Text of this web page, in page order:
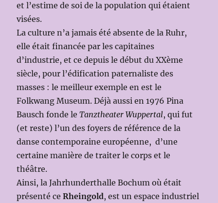
et l’estime de soi de la population qui étaient
visées.
La culture n’a jamais été absente de la Ruhr,
elle était financée par les capitaines
d’industrie, et ce depuis le début du XXème
siècle, pour l’édification paternaliste des
masses : le meilleur exemple en est le
Folkwang Museum. Déjà aussi en 1976 Pina
Bausch fonde leTanztheater Wuppertal, qui fut
(et reste) l’un des foyers de référence de la
danse contemporaine européenne, d’une
certaine manière de traiter le corps et le
théâtre.
Ainsi, la Jahrhunderthalle Bochum où était
présenté ceRheingold, est un espace industriel